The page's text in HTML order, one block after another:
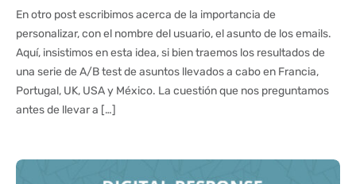
En otro post escribimos acerca de la importancia de
personalizar, con el nombre del usuario, el asunto de los emails.
Aquí, insistimos en esta idea, si bien traemos los resultados de
una serie de A/B test de asuntos llevados a cabo en Francia,
Portugal, UK, USA y México. La cuestión que nos preguntamos
antes de llevar a […]